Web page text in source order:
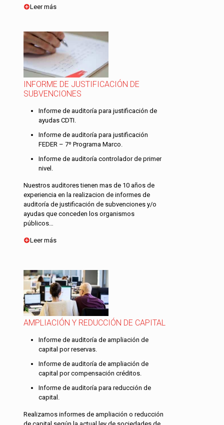
Leer más
INFORME DE JUSTIFICACIÓN DE
SUBVENCIONES
Informe de auditoría para justificación de
ayudas CDTI.
Informe de auditoría para justificación
FEDER – 7º Programa Marco.
Informe de auditoría controlador de primer
nivel.
Nuestros auditores tienen mas de 10 años de
experiencia en la realizacion de informes de
auditoría de justificación de subvenciones y/o
ayudas que conceden los organismos
públicos…
Leer más
AMPLIACIÓN Y REDUCCIÓN DE CAPITAL
Informe de auditoría de ampliación de
capital por reservas.
Informe de auditoría de ampliación de
capital por compensación créditos.
Informe de auditoría para reducción de
capital.
Realizamos informes de ampliación o reducción